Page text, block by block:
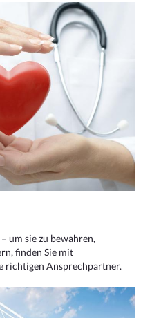
um sie zu bewahren,
finden Sie mit
richtigen Ansprechpartner.